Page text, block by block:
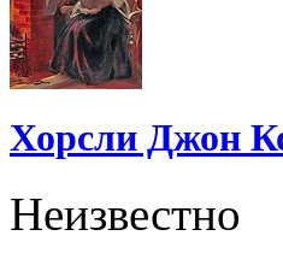
Хорсли Джон
Неизвестно